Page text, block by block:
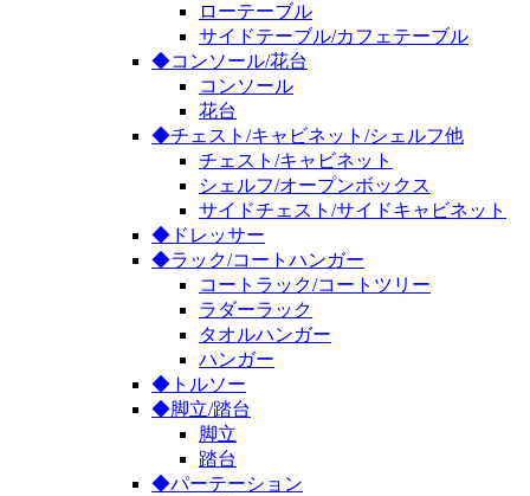
ローテーブル
サイドテーブル/カフェテーブル
◆コンソール/花台
コンソール
花台
◆チェスト/キャビネット/シェルフ他
チェスト/キャビネット
シェルフ/オープンボックス
サイドチェスト/サイドキャビネット
◆ドレッサー
◆ラック/コートハンガー
コートラック/コートツリー
ラダーラック
タオルハンガー
ハンガー
◆トルソー
◆脚立/踏台
脚立
踏台
◆パーテーション